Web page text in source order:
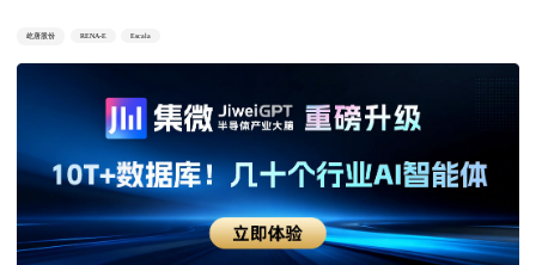
屹唐股份 RENA-E Escala